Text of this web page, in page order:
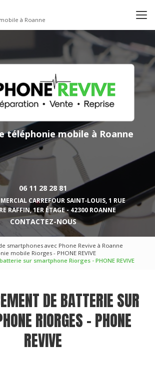
à Roanne
téléphonie mobile à Roanne
06 11 28 28 81
CARREFOUR SAINT‑LOUIS, 1 RUE
RAFFIN, 1ER ÉTAGE - 42300 ROANNE
CONTACTEZ-NOUS
smartphones avec Phone Revive à Roanne
mobile Riorges - PHONE REVIVE
sur smartphone Riorges - PHONE REVIVE
DE BATTERIE SUR
RIORGES - PHONE
REVIVE